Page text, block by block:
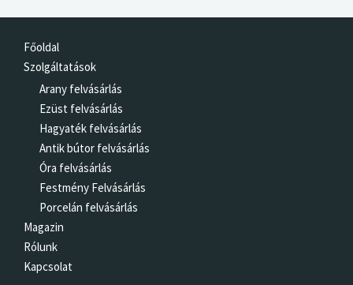
Főoldal
Szolgáltatások
Arany felvásárlás
Ezüst felvásárlás
Hagyaték felvásárlás
Antik bútor felvásárlás
Óra felvásárlás
Festmény Felvásárlás
Porcelán felvásárlás
Magazin
Rólunk
Kapcsolat